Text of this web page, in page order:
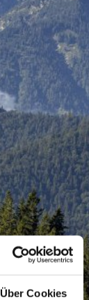
Über Cookies